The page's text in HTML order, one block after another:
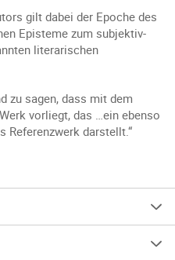
gilt dabei der Epoche des
Episteme zum subjektiv-
literarischen
zu sagen, dass mit dem
vorliegt, das …ein ebenso
Referenzwerk darstellt.“